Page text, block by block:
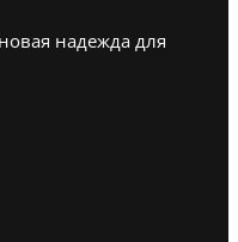
надежда для